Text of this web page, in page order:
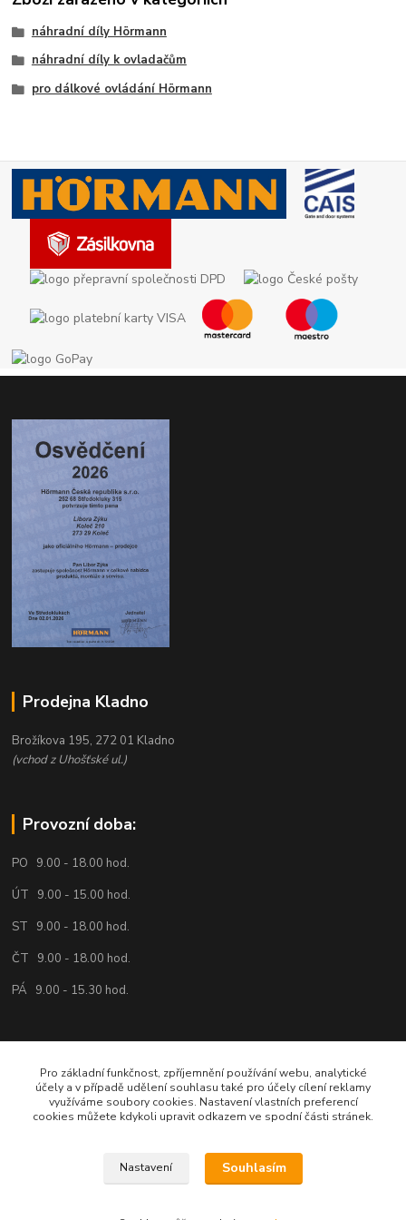
náhradní díly Hörmann
náhradní díly k ovladačům
pro dálkové ovládání Hörmann
Prodejna Kladno
Brožíkova 195, 272 01 Kladno
(vchod z Uhošťské ul.)
Provozní doba:
PO 9.00 - 18.00 hod.
ÚT 9.00 - 15.00 hod.
ST 9.00 - 18.00 hod.
ČT 9.00 - 18.00 hod.
PÁ 9.00 - 15.30 hod.
734 161 818
Pro základní funkčnost, zpříjemnění používání webu, analytické
účely a v případě udělení souhlasu také pro účely cílení reklamy
využíváme soubory cookies. Nastavení vlastních preferencí
cookies můžete kdykoli upravit odkazem ve spodní části stránek.
Nastavení Souhlasím